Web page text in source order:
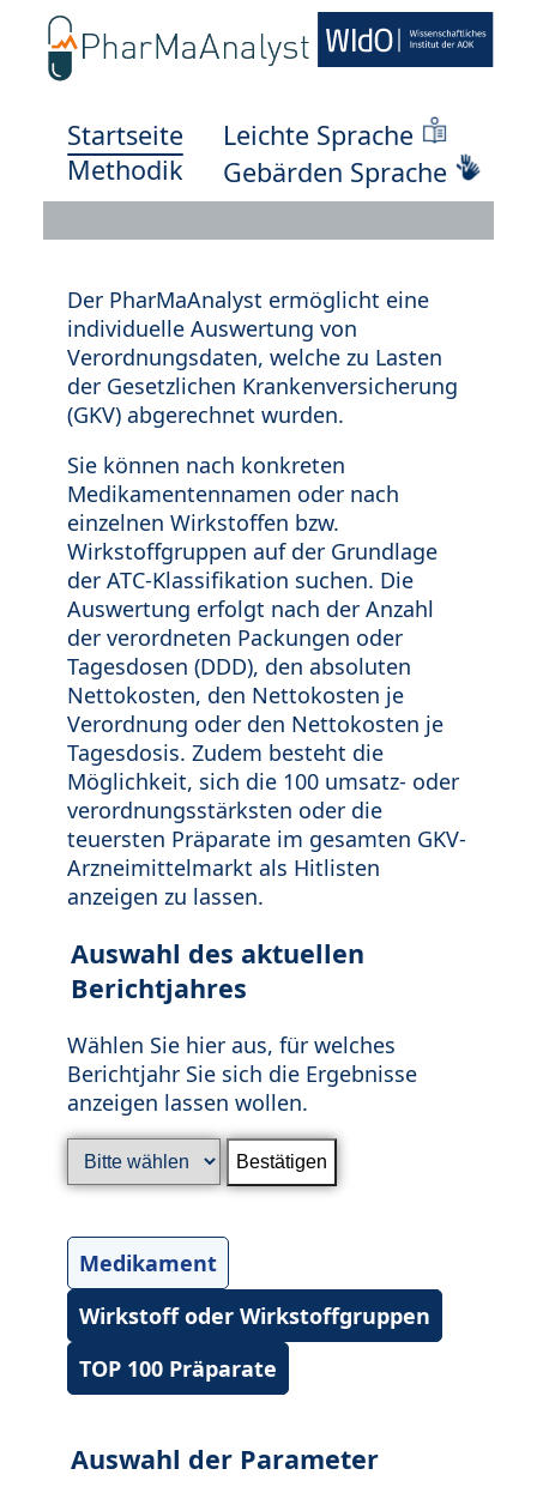
Startseite
Methodik
Leichte Sprache
Gebärden Sprache
Der PharMaAnalyst ermöglicht eine
individuelle Auswertung von
Verordnungsdaten, welche zu Lasten
der Gesetzlichen Krankenversicherung
(GKV) abgerechnet wurden.
Sie können nach konkreten
Medikamentennamen oder nach
einzelnen Wirkstoffen bzw.
Wirkstoffgruppen auf der Grundlage
der ATC-Klassifikation suchen. Die
Auswertung erfolgt nach der Anzahl
der verordneten Packungen oder
Tagesdosen (DDD), den absoluten
Nettokosten, den Nettokosten je
Verordnung oder den Nettokosten je
Tagesdosis. Zudem besteht die
Möglichkeit, sich die 100 umsatz- oder
verordnungsstärksten oder die
teuersten Präparate im gesamten GKV-
Arzneimittelmarkt als Hitlisten
anzeigen zu lassen.
Auswahl des aktuellen
Berichtjahres
Wählen Sie hier aus, für welches
Berichtjahr Sie sich die Ergebnisse
anzeigen lassen wollen.
Medikament
Wirkstoff oder Wirkstoffgruppen
TOP 100 Präparate
Auswahl der Parameter